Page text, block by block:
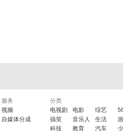
服务
视频
自媒体分成
分类
电视剧
电影 综艺
搞笑
音乐人 生活
科技
教育 汽车